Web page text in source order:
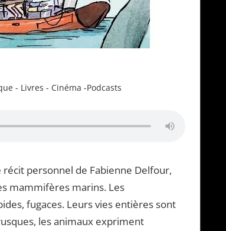
- Livres - Cinéma -Podcasts
récit personnel de Fabienne Delfour,
mammifères marins. Les
fugaces. Leurs vies entières sont
les animaux expriment